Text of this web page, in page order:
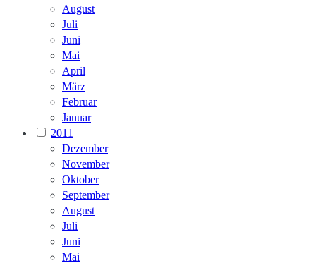
August
Juli
Juni
Mai
April
März
Februar
Januar
2011
Dezember
November
Oktober
September
August
Juli
Juni
Mai